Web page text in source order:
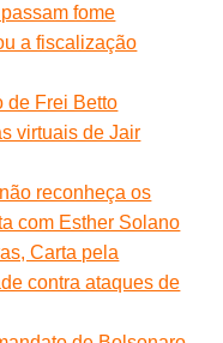
fome
a fiscalização
de Frei Betto
virtuais de Jair
reconheça os
com Esther Solano
Carta pela
contra ataques de